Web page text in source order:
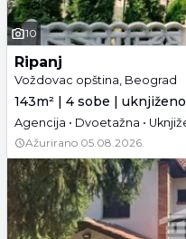
10
Ripanj
Voždovac opština, Beograd
143m² | 4 sobe | uknjiženo
Ažurirano 05.08.2026.